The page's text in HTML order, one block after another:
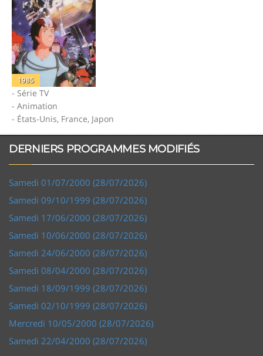
1985
- Série TV
- Animation
- États-Unis, France, Japon
DERNIERS PROGRAMMES MODIFIÉS
Samedi 01/07/2000 (28/07/2026)
Samedi 09/10/1999 (28/07/2026)
Samedi 17/06/2000 (28/07/2026)
Samedi 10/06/2000 (28/07/2026)
Samedi 24/06/2000 (28/07/2026)
Samedi 08/04/2000 (28/07/2026)
Samedi 18/09/1999 (28/07/2026)
Samedi 02/10/1999 (28/07/2026)
Mercredi 10/05/2000 (28/07/2026)
Samedi 22/04/2000 (28/07/2026)